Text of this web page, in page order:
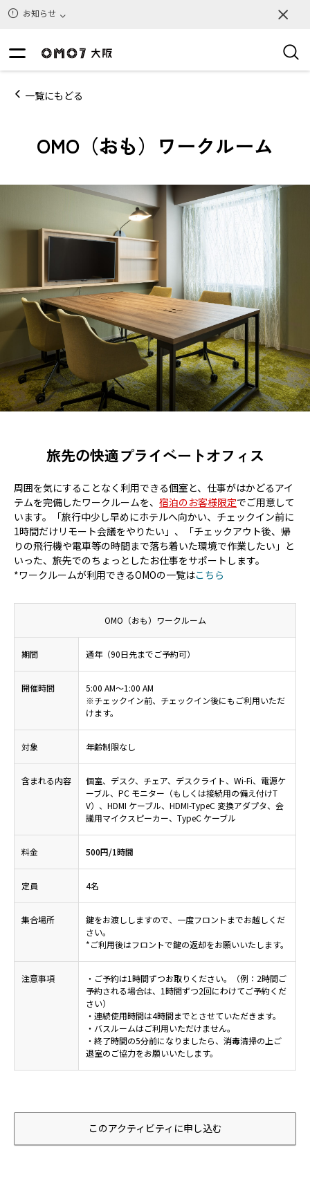
お知らせ
一覧にもどる
OMO（おも）ワークルーム
旅先の快適プライベートオフィス
周囲を気にすることなく利用できる個室と、仕事がはかどるアイ
テムを完備したワークルームを、 宿泊のお客様限定でご用意して
います。「旅行中少し早めにホテルへ向かい、チェックイン前に
1時間だけリモート会議をやりたい」、「チェックアウト後、帰
りの飛行機や電車等の時間まで落ち着いた環境で作業したい」と
いった、旅先でのちょっとしたお仕事をサポートします。
*ワークルームが利用できるOMOの一覧はこちら
OMO（おも）ワークルーム
期間 通年（90日先までご予約可）
開催時間
5:00 AM～1:00 AM
※チェックイン前、チェックイン後にもご利用いただ
けます。
対象 年齢制限なし
含まれる内容
個室、デスク、チェア、デスクライト、Wi-Fi、電源ケ
ーブル、PC モニター（もしくは接続用の備え付けT
V）、HDMI ケーブル、HDMI-TypeC 変換アダプタ、会
議用マイクスピーカー、TypeC ケーブル
料金 500円/1時間
定員 4名
集合場所
鍵をお渡ししますので、一度フロントまでお越しくだ
さい。
*ご利用後はフロントで鍵の返却をお願いいたします。
注意事項
・ご予約は1時間ずつお取りください。（例：2時間ご
予約される場合は、1時間ずつ2回にわけてご予約くだ
さい）
・連続使用時間は4時間までとさせていただきます。
・バスルームはご利用いただけません。
・終了時間の5分前になりましたら、消毒清掃の上ご
退室のご協力をお願いいたします。
このアクティビティに申し込む